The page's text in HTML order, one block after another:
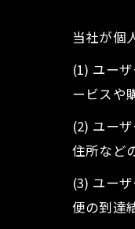
当社が個
(1) ユー
ービスや
(2) ユー
住所など
(3) ユー
便の到達